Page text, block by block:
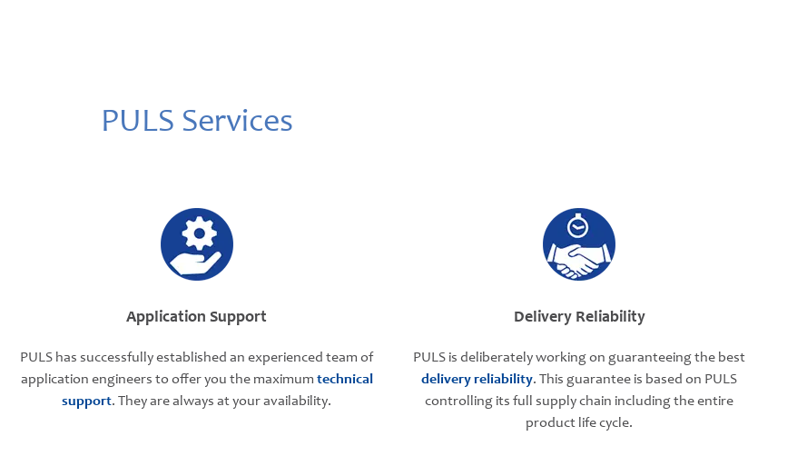
PULS Services
Application Support
PULS has successfully established an experienced team of
application engineers to offer you the maximum technical
support. They are always at your availability.
Delivery Reliability
PULS is deliberately working on guaranteeing the best
delivery reliability. This guarantee is based on PULS
controlling its full supply chain including the entire
product life cycle.